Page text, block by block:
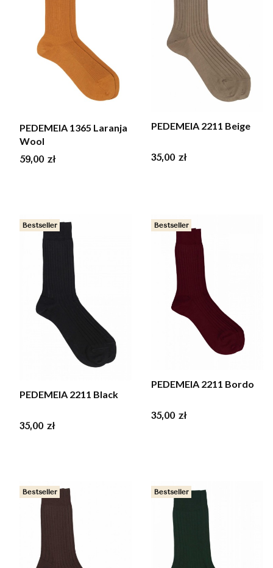
PEDEMEIA 1365 Laranja
Wool
Cena
59,00 zł
PEDEMEIA 2211 Beige
Cena
35,00 zł
Bestseller
PEDEMEIA 2211 Black
Cena
35,00 zł
Bestseller
PEDEMEIA 2211 Bordo
Cena
35,00 zł
Bestseller Bestseller